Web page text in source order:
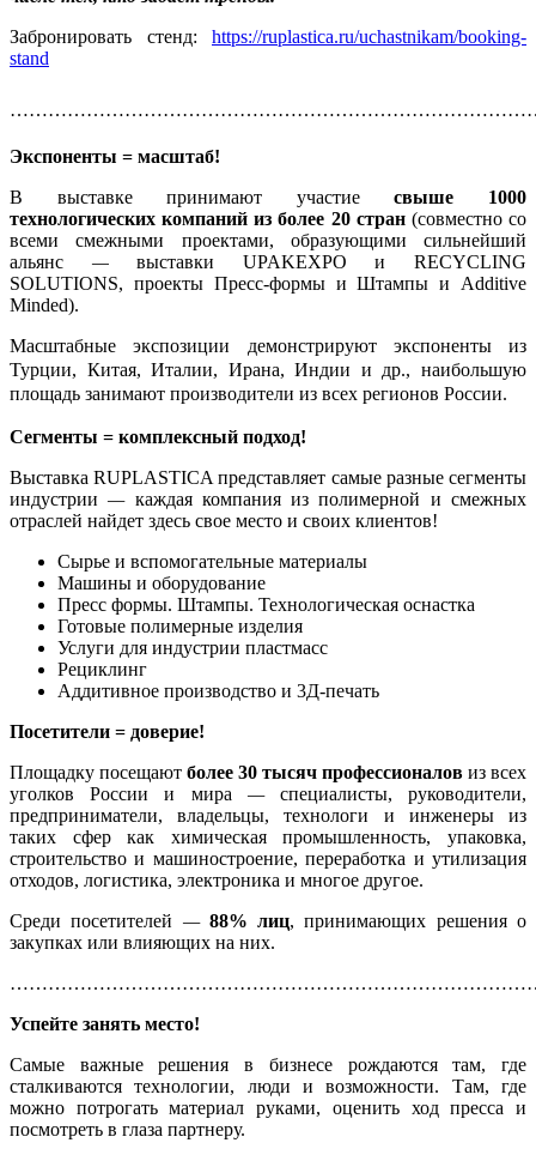
Забронировать стенд: https://ruplastica.ru/uchastnikam/booking-
stand
Экспоненты = масштаб!
В выставке принимают участиесвыше 1000
технологических компаний из более 20 стран(совместно со
всеми смежными проектами, образующими сильнейший
альянс —выставки UPAKEXPO и RECYCLING
SOLUTIONS, проекты Пресс-формы и Штампы и Additive
Minded).
Масштабные экспозиции демонстрируют экспоненты из
Турции, Китая, Италии, Ирана, Индии и др., наибольшую
площадь занимают производители из всех регионов России.
Сегменты = комплексный подход!
Выставка RUPLASTICA представляет самые разные сегменты
индустрии—каждая компания из полимерной и смежных
отраслей найдет здесь свое место и своих клиентов!
Сырье и вспомогательные материалы
Машины и оборудование
Пресс формы. Штампы. Технологическая оснастка
Готовые полимерные изделия
Услуги для индустрии пластмасс
Рециклинг
Аддитивное производство и 3Д-печать
Посетители = доверие!
Площадку посещают более 30 тысяч профессионалов из всех
уголков России и мира —специалисты, руководители,
предприниматели, владельцы, технологи и инженеры из
таких сфер как химическая промышленность, упаковка,
строительство и машиностроение, переработка и утилизация
отходов, логистика, электроника и многое другое.
Среди посетителей — 88% лиц, принимающих решения о
закупках или влияющих на них.
Успейте занять место!
Самые важные решения в бизнесе рождаются там, где
сталкиваются технологии, люди и возможности. Там, где
можно потрогать материал руками, оценить ход пресса и
посмотреть в глаза партнеру.